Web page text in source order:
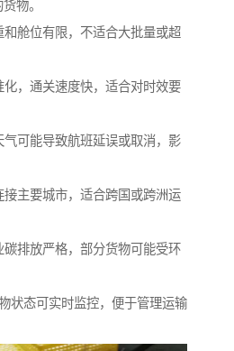
物。
舱位有限，不适合大批量或超
，通关速度快，适合对时效要
气可能导致航班延误或取消，影
主要城市，适合跨国或跨洲运
排放严格，部分货物可能受环
状态可实时监控，便于管理运输